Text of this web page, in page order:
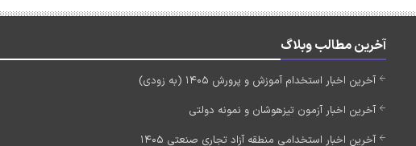
آخرین مطالب وبلاگ
آخرین اخبار استخدام آموزش و پرورش 1405 (به زودی)
آخرین اخبار آزمون تیزهوشان و نمونه دولتی
آخرین اخبار استخدامی منطقه آزاد تجاری صنعتی 1405